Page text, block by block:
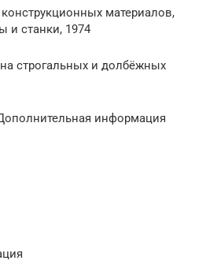
материалов,
и станки, 1974
строгальных и долбёжных
информация